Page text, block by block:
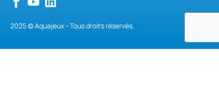
2025 © Aquajeux - Tous droits réservés.